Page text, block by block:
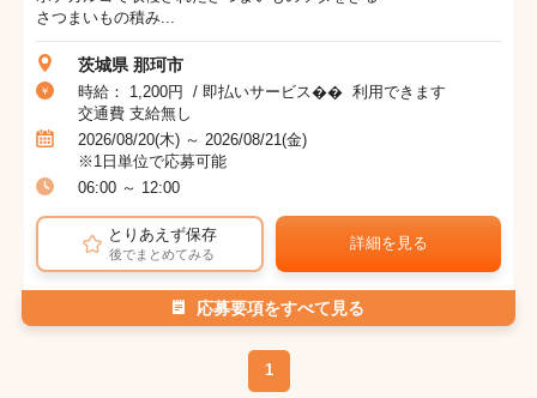
さつまいもの積み...
茨城県 那珂市
時給： 1,200円 / 即払いサービス�� 利用できます
交通費 支給無し
2026/08/20(木) ～ 2026/08/21(金)
※1日単位で応募可能
06:00 ～ 12:00
とりあえず保存
後でまとめてみる
詳細を見る
応募要項をすべて見る
1